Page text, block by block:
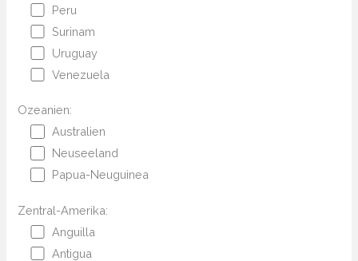
Peru
Surinam
Uruguay
Venezuela
Ozeanien:
Australien
Neuseeland
Papua-Neuguinea
Zentral-Amerika:
Anguilla
Antigua